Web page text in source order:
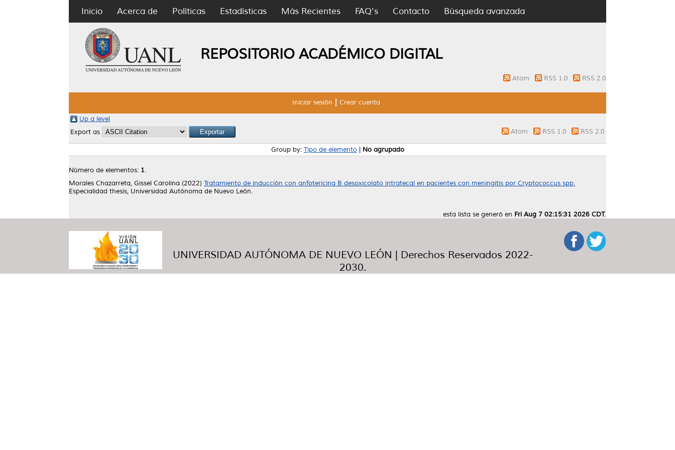
Inicio Acerca de Políticas Estadísticas Más Recientes FAQ's Contacto Búsqueda avanzada
REPOSITORIO ACADÉMICO DIGITAL
Atom RSS 1.0 RSS 2.0
Iniciar sesión Crear cuenta
Up a level
Export as
Atom RSS 1.0 RSS 2.0
Group by: Tipo de elemento| No agrupado
Número de elementos: 1.
Morales Chazarreta, Gissel Carolina (2022) Tratamiento de inducción con anfotericina B desoxicolato intratecal en pacientes con meningitis por Cryptococcus spp.
Especialidad thesis, Universidad Autónoma de Nuevo León.
esta lista se generó en Fri Aug 7 02:15:31 2026 CDT.
UNIVERSIDAD AUTÓNOMA DE NUEVO LEÓN | Derechos Reservados 2022-
2030.